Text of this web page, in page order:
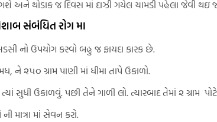
અને થોડાક જ દિવસ માં દાઝી ગયેલ ચામડી પહેલા જેવી થઇ
સંબંધિત રોગ મા
નો ઉપયોગ કરવો બહુ જ ફાયદા કારક છે.
ને ૨૫૦ ગ્રામ પાણી માં ધીમા તાપે ઉકાળો.
સુધી ઉકાળવું. પછી તેને ગાળી લો. ત્યારબાદ તેમાં ૨ ગ્રામ
માત્રા માં સેવન કરો.